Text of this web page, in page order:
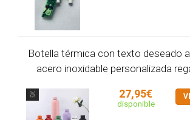
Botella térmica con texto deseado
acero inoxidable personalizada
27,95€
disponible